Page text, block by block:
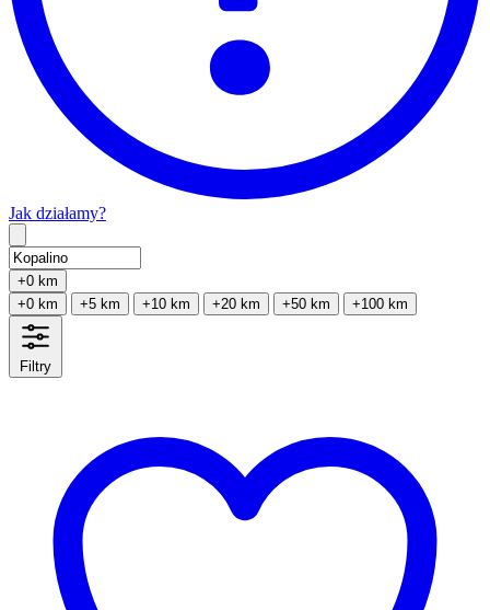
Jak działamy?
+0 km
+0 km
+5 km +10 km +20 km +50 km +100 km
Filtry